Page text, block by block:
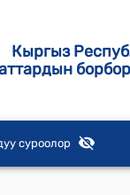
Кыргыз
суроолор